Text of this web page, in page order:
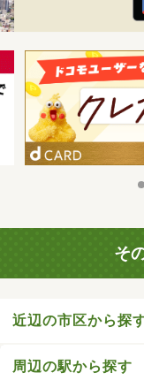
そ
近辺の市区から探
周辺の駅から探す